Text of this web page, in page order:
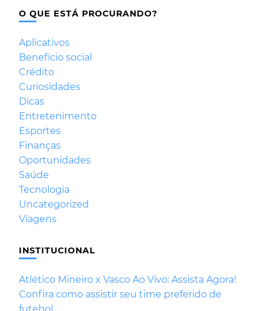
O QUE ESTÁ PROCURANDO?
Aplicativos
Benefício social
Crédito
Curiosidades
Dicas
Entretenimento
Esportes
Finanças
Oportunidades
Saúde
Tecnologia
Uncategorized
Viagens
INSTITUCIONAL
Atlético Mineiro x Vasco Ao Vivo: Assista Agora!
Confira como assistir seu time preferido de